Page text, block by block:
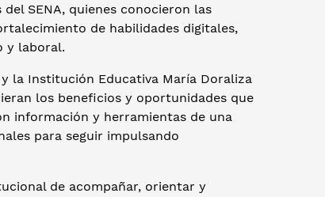
SENA, quienes conocieron las
de habilidades digitales,
y laboral.
la Institución Educativa María Doraliza
los beneficios y oportunidades que
información y herramientas de una
para seguir impulsando
de acompañar, orientar y